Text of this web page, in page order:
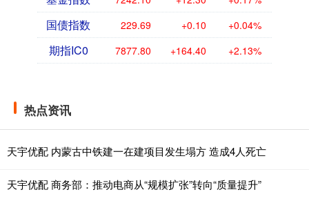
国债指数 229.69 +0.10 +0.04%
期指IC0 7877.80 +164.40 +2.13%
热点资讯
天宇优配 内蒙古中铁建一在建项目发生塌方 造成4人死亡
天宇优配 商务部：推动电商从“规模扩张”转向“质量提升”